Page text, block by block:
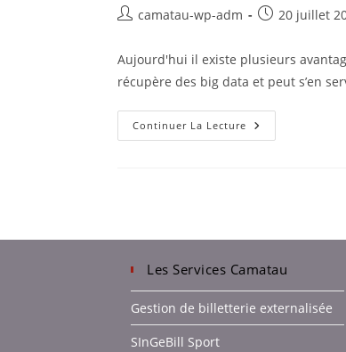
camatau-wp-adm 20 juillet
Aujourd'hui il existe plusieurs
récupère des big data et peut s’en
Continuer La Lecture
Les Services Camatau
Gestion de billetterie externalisée
SInGeBill Sport